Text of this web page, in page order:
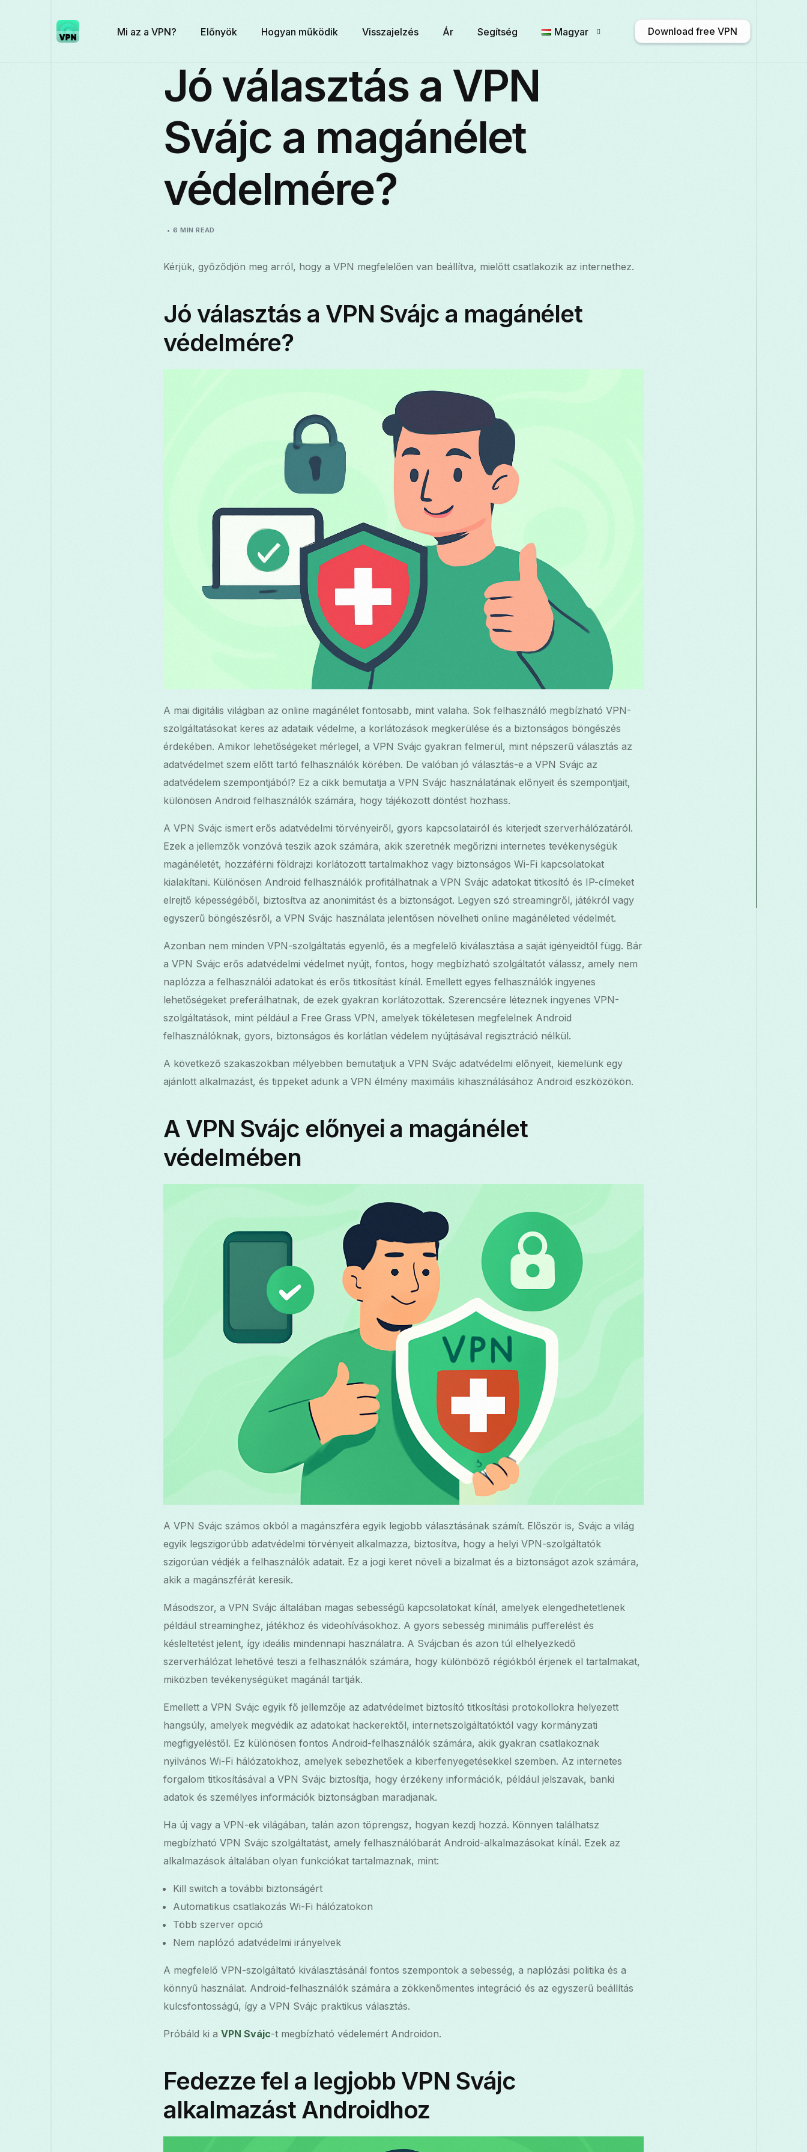
Mi az a VPN? Előnyök Hogyan működik Visszajelzés Ár Segítség Magyar
Македонски
Română
Download free VPN
Jó választás a VPN
Svájc a magánélet
védelmére?
6 MIN READ
Kérjük, győződjön meg arról, hogy a VPN megfelelően van beállítva, mielőtt csatlakozik az internethez.
Jó választás a VPN Svájc a magánélet
védelmére?
A mai digitális világban az online magánélet fontosabb, mint valaha. Sok felhasználó megbízható VPN-
szolgáltatásokat keres az adataik védelme, a korlátozások megkerülése és a biztonságos böngészés
érdekében. Amikor lehetőségeket mérlegel, a VPN Svájc gyakran felmerül, mint népszerű választás az
adatvédelmet szem előtt tartó felhasználók körében. De valóban jó választás-e a VPN Svájc az
adatvédelem szempontjából? Ez a cikk bemutatja a VPN Svájc használatának előnyeit és szempontjait,
különösen Android felhasználók számára, hogy tájékozott döntést hozhass.
A VPN Svájc ismert erős adatvédelmi törvényeiről, gyors kapcsolatairól és kiterjedt szerverhálózatáról.
Ezek a jellemzők vonzóvá teszik azok számára, akik szeretnék megőrizni internetes tevékenységük
magánéletét, hozzáférni földrajzi korlátozott tartalmakhoz vagy biztonságos Wi-Fi kapcsolatokat
kialakítani. Különösen Android felhasználók profitálhatnak a VPN Svájc adatokat titkosító és IP-címeket
elrejtő képességéből, biztosítva az anonimitást és a biztonságot. Legyen szó streamingről, játékról vagy
egyszerű böngészésről, a VPN Svájc használata jelentősen növelheti online magánéleted védelmét.
Azonban nem minden VPN-szolgáltatás egyenlő, és a megfelelő kiválasztása a saját igényeidtől függ. Bár
a VPN Svájc erős adatvédelmi védelmet nyújt, fontos, hogy megbízható szolgáltatót válassz, amely nem
naplózza a felhasználói adatokat és erős titkosítást kínál. Emellett egyes felhasználók ingyenes
lehetőségeket preferálhatnak, de ezek gyakran korlátozottak. Szerencsére léteznek ingyenes VPN-
szolgáltatások, mint például a Free Grass VPN, amelyek tökéletesen megfelelnek Android
felhasználóknak, gyors, biztonságos és korlátlan védelem nyújtásával regisztráció nélkül.
A következő szakaszokban mélyebben bemutatjuk a VPN Svájc adatvédelmi előnyeit, kiemelünk egy
ajánlott alkalmazást, és tippeket adunk a VPN élmény maximális kihasználásához Android eszközökön.
A VPN Svájc előnyei a magánélet
védelmében
A VPN Svájc számos okból a magánszféra egyik legjobb választásának számít. Először is, Svájc a világ
egyik legszigorúbb adatvédelmi törvényeit alkalmazza, biztosítva, hogy a helyi VPN-szolgáltatók
szigorúan védjék a felhasználók adatait. Ez a jogi keret növeli a bizalmat és a biztonságot azok számára,
akik a magánszférát keresik.
Másodszor, a VPN Svájc általában magas sebességű kapcsolatokat kínál, amelyek elengedhetetlenek
például streaminghez, játékhoz és videohívásokhoz. A gyors sebesség minimális pufferelést és
késleltetést jelent, így ideális mindennapi használatra. A Svájcban és azon túl elhelyezkedő
szerverhálózat lehetővé teszi a felhasználók számára, hogy különböző régiókból érjenek el tartalmakat,
miközben tevékenységüket magánál tartják.
Emellett a VPN Svájc egyik fő jellemzője az adatvédelmet biztosító titkosítási protokollokra helyezett
hangsúly, amelyek megvédik az adatokat hackerektől, internetszolgáltatóktól vagy kormányzati
megfigyeléstől. Ez különösen fontos Android-felhasználók számára, akik gyakran csatlakoznak
nyilvános Wi-Fi hálózatokhoz, amelyek sebezhetőek a kiberfenyegetésekkel szemben. Az internetes
forgalom titkosításával a VPN Svájc biztosítja, hogy érzékeny információk, például jelszavak, banki
adatok és személyes információk biztonságban maradjanak.
Ha új vagy a VPN-ek világában, talán azon töprengsz, hogyan kezdj hozzá. Könnyen találhatsz
megbízható VPN Svájc szolgáltatást, amely felhasználóbarát Android-alkalmazásokat kínál. Ezek az
alkalmazások általában olyan funkciókat tartalmaznak, mint:
Kill switch a további biztonságért
Automatikus csatlakozás Wi-Fi hálózatokon
Több szerver opció
Nem naplózó adatvédelmi irányelvek
A megfelelő VPN-szolgáltató kiválasztásánál fontos szempontok a sebesség, a naplózási politika és a
könnyű használat. Android-felhasználók számára a zökkenőmentes integráció és az egyszerű beállítás
kulcsfontosságú, így a VPN Svájc praktikus választás.
Próbáld ki a VPN Svájc-t megbízható védelemért Androidon.
Fedezze fel a legjobb VPN Svájc
alkalmazást Androidhoz